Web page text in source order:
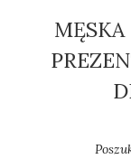
MĘSKA